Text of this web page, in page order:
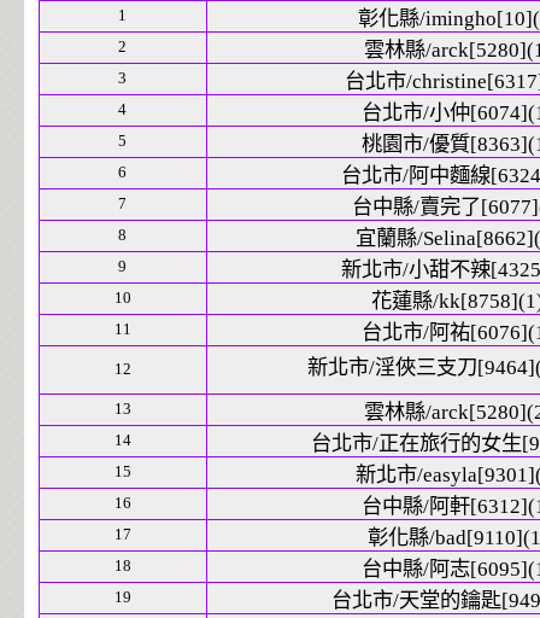
1 彰化縣/
2 雲林縣/
3 台北市/
4 台北市/小仲
5 桃園市/優質
6 台北市/阿中麵線
7 台中縣/賣完了
8 宜蘭縣/
9 新北市/小甜不辣
10 花蓮縣/
11 台北市/阿祐
12 新北市/淫俠三支刀
13 雲林縣/
14 台北市/正在旅行的女生
15 新北市/
16 台中縣/阿軒
17 彰化縣/
18 台中縣/阿志
19 台北市/天堂的鑰匙